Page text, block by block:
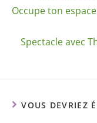
Occupe ton
Spectacle avec
VOUS DEVRIEZ